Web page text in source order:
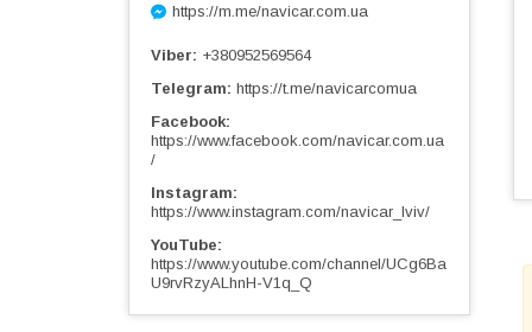
https://m.me/navicar.com.ua
Viber
+380952569564
Telegram https://t.me/navicarcomua
Facebook
https://www.facebook.com/navicar.com.ua
/
Instagram
https://www.instagram.com/navicar_lviv/
YouTube
https://www.youtube.com/channel/UCg6Ba
U9rvRzyALhnH-V1q_Q